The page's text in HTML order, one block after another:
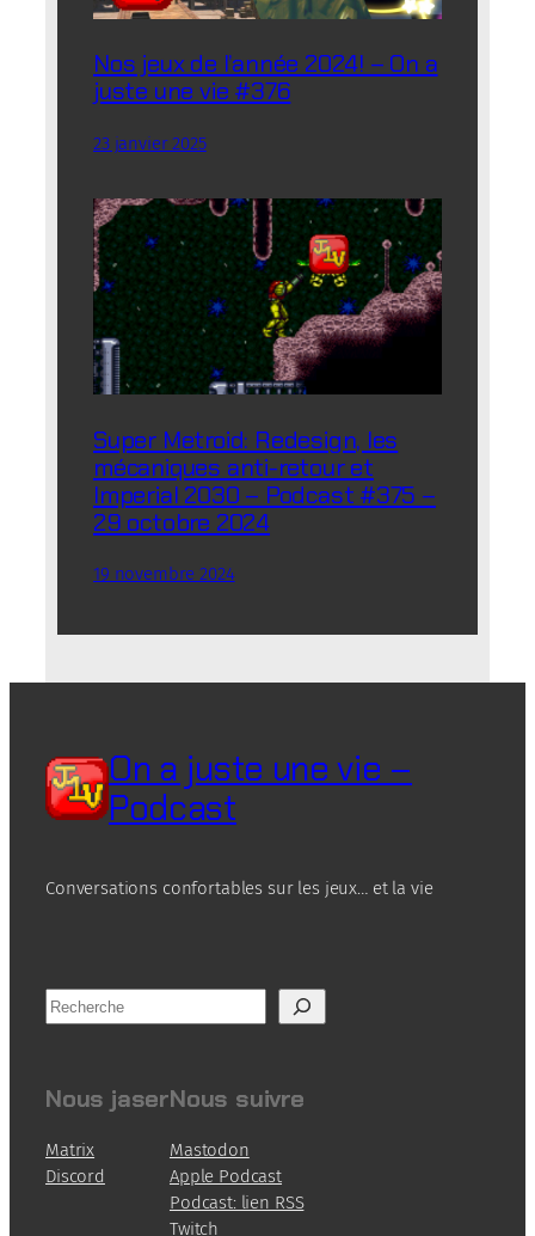
Nos jeux de l’année 2024! – On a
juste une vie #376
23 janvier 2025
Super Metroid: Redesign, les
mécaniques anti-retour et
Imperial 2030 – Podcast #375 –
29 octobre 2024
19 novembre 2024
On a juste une vie –
Podcast
Conversations confortables sur les jeux… et la vie
R
e
e
c
h
Nous jaser
Matrix
Discord
Nous suivre
Mastodon
Apple Podcast
Podcast: lien RSS
Twitch